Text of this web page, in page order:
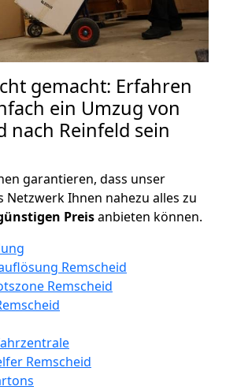
gemacht: Erfahren
ein Umzug von
nach Reinfeld sein
garantieren, dass unser
Netzwerk Ihnen nahezu alles zu
Preisanbieten können.
Remscheid
Remscheid
Remscheid